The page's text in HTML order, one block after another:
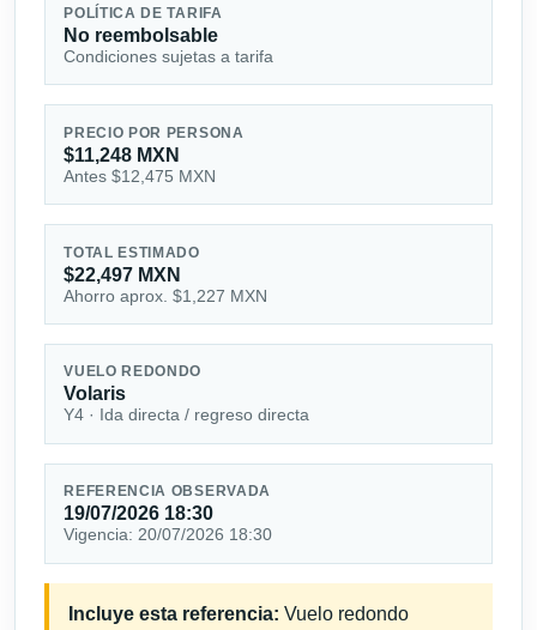
POLÍTICA DE TARIFA
No reembolsable
Condiciones sujetas a tarifa
PRECIO POR PERSONA
$11,248 MXN
Antes $12,475 MXN
TOTAL ESTIMADO
$22,497 MXN
Ahorro aprox. $1,227 MXN
VUELO REDONDO
Volaris
Y4 · Ida directa / regreso directa
REFERENCIA OBSERVADA
19/07/2026 18:30
Vigencia: 20/07/2026 18:30
Incluye esta referencia: Vuelo redondo